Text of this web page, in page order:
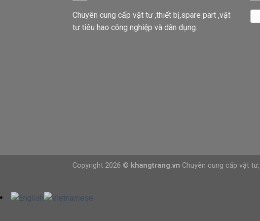
Chuyên cung cấp vật tư ,thiết bị,spare part ,vật
tư tiêu hao công nghiệp và dân dụng.
Copyright 2026 © khangtrang.vn Chuyên cung cấp vật